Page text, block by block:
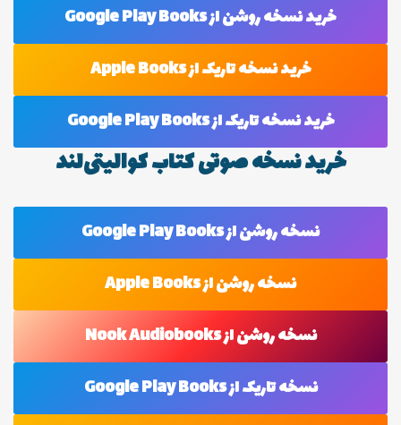
خرید نسخه روشن از Google Play Books
خرید نسخه تاریک از Apple Books
خرید نسخه تاریک از Google Play Books
خرید نسخه صوتی کتاب کوالیتی‌لند
نسخه روشن از Google Play Books
نسخه روشن از Apple Books
نسخه روشن از Nook Audiobooks
نسخه تاریک از Google Play Books